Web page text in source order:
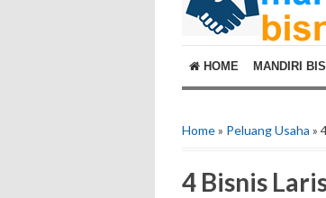
HOME MANDIRI
Home» Peluang Usaha »
4 Bisnis